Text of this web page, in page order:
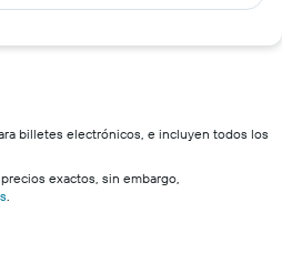
billetes electrónicos, e incluyen todos los
exactos, sin embargo,
.